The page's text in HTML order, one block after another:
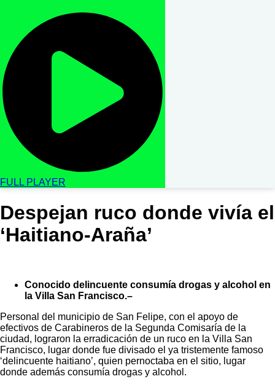
FULL PLAYER
Despejan ruco donde vivía el
‘Haitiano-Araña’
Conocido delincuente consumía drogas y alcohol en
la Villa San Francisco.–
Personal del municipio de San Felipe, con el apoyo de
efectivos de Carabineros de la Segunda Comisaría de la
ciudad, lograron la erradicación de un ruco en la Villa San
Francisco, lugar donde fue divisado el ya tristemente famoso
‘delincuente haitiano’, quien pernoctaba en el sitio, lugar
donde además consumía drogas y alcohol.